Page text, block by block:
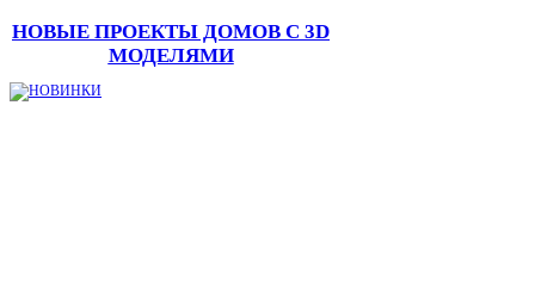
НОВЫЕ ПРОЕКТЫ ДОМОВ С 3D
МОДЕЛЯМИ